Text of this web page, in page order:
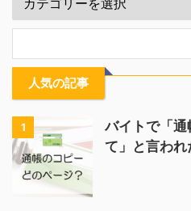
人気の記事
1
バイトで「通
て」と言われ